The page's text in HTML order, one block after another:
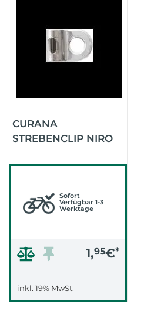
CURANA
STREBENCLIP NIRO
Sofort
Verfügbar 1-3
Werktage
1,95€*
inkl. 19% MwSt.